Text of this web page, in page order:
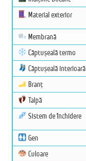
Material exterior
Membrană
Căptușeală termo
Căptușeală interioară
Branț
Talpă
Sistem de închidere
Gen
Culoare